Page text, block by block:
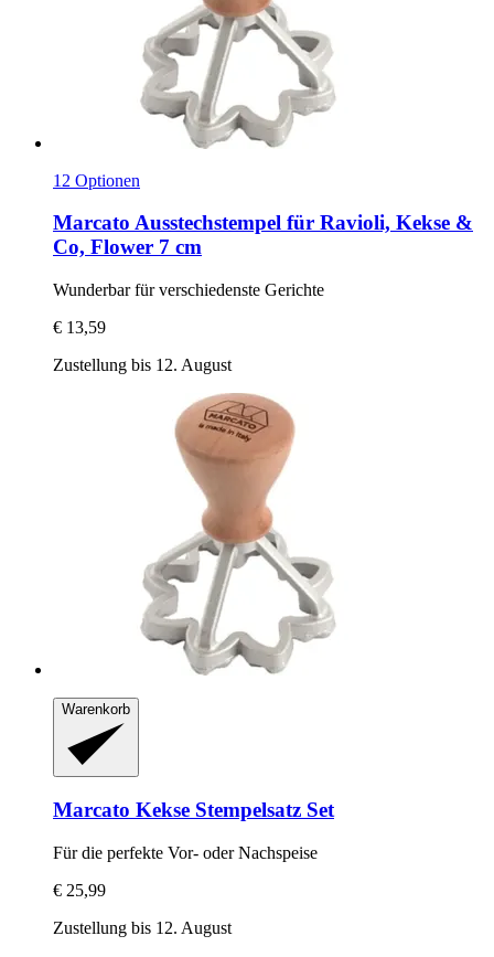
12 Optionen
Marcato Ausstechstempel für Ravioli, Kekse &
Co, Flower 7 cm
Wunderbar für verschiedenste Gerichte
€ 13,59
Zustellung bis 12. August
Warenkorb
Marcato Kekse Stempelsatz Set
Für die perfekte Vor-​ oder Nachspeise
€ 25,99
Zustellung bis 12. August